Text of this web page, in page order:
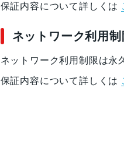
保証内容について詳しくは
ネットワーク利用
ネットワーク利用制限は永
保証内容について詳しくは